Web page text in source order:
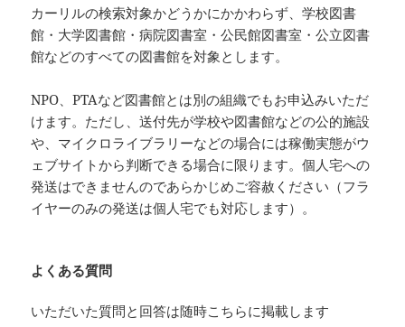
カーリルの検索対象かどうかにかかわらず、学校図書
館・大学図書館・病院図書室・公民館図書室・公立図書
館などのすべての図書館を対象とします。
NPO、PTAなど図書館とは別の組織でもお申込みいただ
けます。ただし、送付先が学校や図書館などの公的施設
や、マイクロライブラリーなどの場合には稼働実態がウ
ェブサイトから判断できる場合に限ります。個人宅への
発送はできませんのであらかじめご容赦ください（フラ
イヤーのみの発送は個人宅でも対応します）。
よくある質問
いただいた質問と回答は随時こちらに掲載します